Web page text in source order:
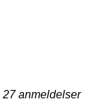
27anmeldelser